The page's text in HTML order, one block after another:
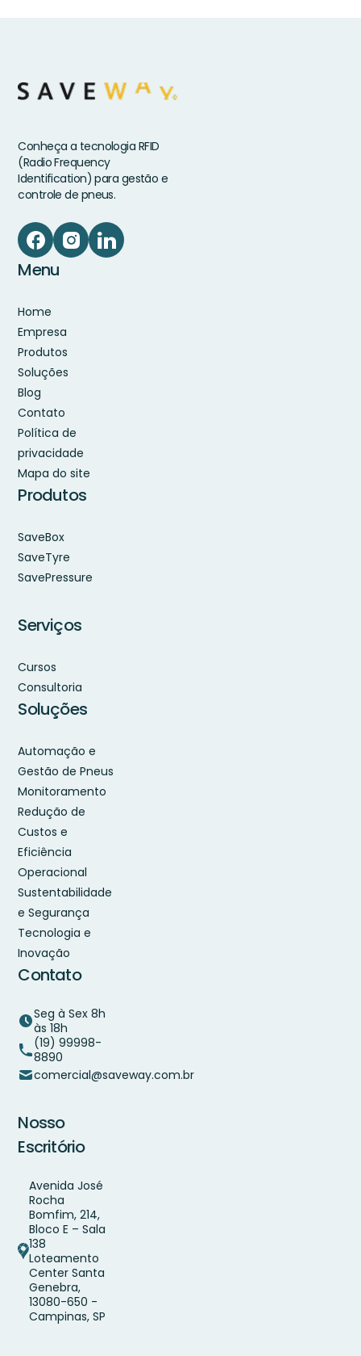
Conheça a tecnologia RFID
(Radio Frequency
Identification) para gestão e
controle de pneus.
Menu
Home
Empresa
Produtos
Soluções
Blog
Contato
Política de
privacidade
Mapa do site
Produtos
SaveBox
SaveTyre
SavePressure
Serviços
Cursos
Consultoria
Soluções
Automação e
Gestão de Pneus
Monitoramento
Redução de
Custos e
Eficiência
Operacional
Sustentabilidade
e Segurança
Tecnologia e
Inovação
Contato
Seg à Sex 8h
às 18h
(19) 99998-
8890
comercial@saveway.com.br
Nosso
Escritório
Avenida José
Rocha
Bomfim, 214,
Bloco E – Sala
138
Loteamento
Center Santa
Genebra,
13080-650 -
Campinas, SP